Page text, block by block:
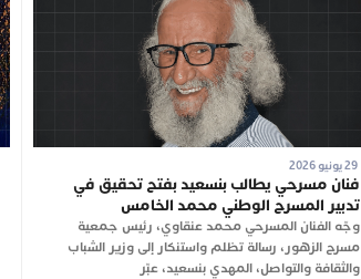
فنان مسرحي يطالب بنسعيد بفتح تحقيق في
تدبير المسرح الوطني محمد الخامس
وجّه الفنان المسرحي محمد عنقاوي، رئيس جمعية
مسرح الزهور، رسالة تظلم واستنكار إلى وزير الشباب
والثقافة والتواصل، المهدي بنسعيد، عبّر